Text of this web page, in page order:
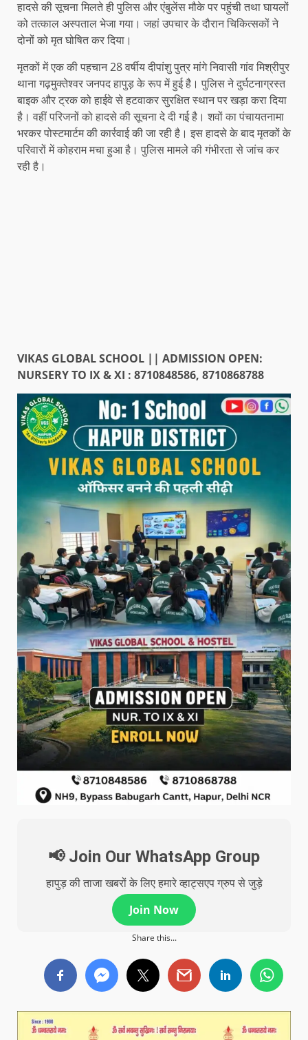
हादसे की सूचना मिलते ही पुलिस और एंबुलेंस मौके पर पहुंची तथा घायलों
को तत्काल अस्पताल भेजा गया। जहां उपचार के दौरान चिकित्सकों ने
दोनों को मृत घोषित कर दिया।
मृतकों में एक की पहचान 28 वर्षीय दीपांशु पुत्र मांगे निवासी गांव मिश्रीपुर
थाना गढ़मुक्तेश्वर जनपद हापुड़ के रूप में हुई है। पुलिस ने दुर्घटनाग्रस्त
बाइक और ट्रक को हाईवे से हटवाकर सुरक्षित स्थान पर खड़ा करा दिया
है। वहीं परिजनों को हादसे की सूचना दे दी गई है। शवों का पंचायतनामा
भरकर पोस्टमार्टम की कार्रवाई की जा रही है। इस हादसे के बाद मृतकों के
परिवारों में कोहराम मचा हुआ है। पुलिस मामले की गंभीरता से जांच कर
रही है।
VIKAS GLOBAL SCHOOL || ADMISSION OPEN:
NURSERY TO IX & XI : 8710848586, 8710868788
📢 Join Our WhatsApp Group
हापुड़ की ताजा खबरों के लिए हमारे व्हाट्सएप ग्रुप से जुड़े
Join Now
Share this...